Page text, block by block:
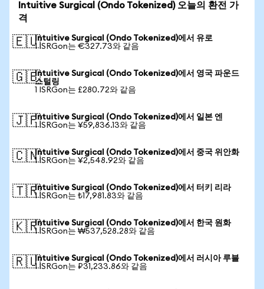
Intuitive Surgical (Ondo Tokenized) 오늘의 환전 가
격
🇪🇺Intuitive Surgical (Ondo Tokenized)에서 유로
1 ISRGon는 €327.73와 같음
🇬🇧Intuitive Surgical (Ondo Tokenized)에서 영국 파운드
스털링
1 ISRGon는 £280.72와 같음
🇯🇵Intuitive Surgical (Ondo Tokenized)에서 일본 엔
1 ISRGon는 ¥59,836.13와 같음
🇨🇳Intuitive Surgical (Ondo Tokenized)에서 중국 위안화
1 ISRGon는 ¥2,548.92와 같음
🇹🇷Intuitive Surgical (Ondo Tokenized)에서 터키 리라
1 ISRGon는 ₺17,981.83와 같음
🇰🇷Intuitive Surgical (Ondo Tokenized)에서 한국 원화
1 ISRGon는 ₩537,528.28와 같음
🇷🇺Intuitive Surgical (Ondo Tokenized)에서 러시아 루블
1 ISRGon는 ₽31,233.86와 같음